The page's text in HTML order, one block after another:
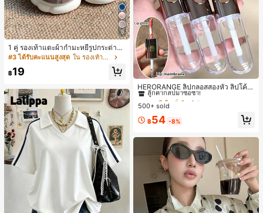
5
1 คู่ รองเท้าแตะผ้ากำมะหยี่รูปกระต่าย
สำหรับผู้หญิง, อบอุ่นและสบาย, เหมาะ
สำหรับใส่ลำลองในฤดูใบไม้ร่วง/ฤดูหน
าว, รองเท้าบ้านผู้หญิงหรูหราใหม่, ส้นเ
รับฤดูหนาวที่อบอุ่น, รองเท้าแตะผ้ากำม
ะหยี่น่ารัก, ของขวัญปีใหม่/วันวาเลนไท
น์ในอุดมคติ, รองเท้าแตะคู่รัก, ของขวั
ญวันแม่, สวน, ของตกแต่งห้องครัว, ฤดู
ร้อน, ชายหาด, ของใช้จำเป็นสำหรับกา
รเดินทาง, ของตกแต่งห้อง, นุ่มนิ่ม, การ
สำเร็จการศึกษา, ชั้นวางรองเท้า, ประห
ยัดพื้นที่จัดเก็บ, กลางแจ้ง, สวน, พิธีสำเ
ร็จการศึกษา, พิธีจบการศึกษา, ยินดีด้ว
ยบัณฑิต, บัณฑิตที่สำเร็จการศึกษา, ผู้ก
ล่าวคำอำลา, เรียนจบ, งานเลี้ยงจบการ
#3 ได้รับคะแนนสูงสุด ใน รองเท้าแตะใส่ในบ้าน
฿19
HERORANGE ลิปกลอสสองหัว ลิปโค้ท
กันน้ำ กันเหงื่อ ติดทนนาน ไม่ติดคัพ ชิน
นามอน มิลค์ที เคลียร์ นู้ด กระจก ลิปสติ
นหยุดนักเรียน
#1 ขายดี ใน ยั่งยืน ลิปกลอส
ลูกค้ากลับมาซื้อซ้ำ!
#1 ขายดี ใน ยั่งยืน ลิปกลอส
ลูกค้ากลับมาซื้อซ้ำ!
#1 ขายดี ใน ยั่งยืน ลิปกลอส
ลูกค้ากลับมาซื้อซ้ำ!
#1 ขายดี
ใน ยั่งยืน ลิปกลอส
500+ sold
฿54 -8%